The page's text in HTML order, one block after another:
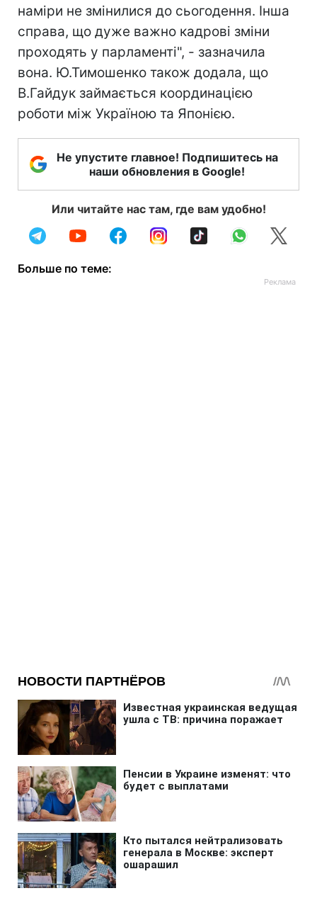
наміри не змінилися до сьогодення. Інша
справа, що дуже важно кадрові зміни
проходять у парламенті", - зазначила
вона. Ю.Тимошенко також додала, що
В.Гайдук займається координацією
роботи між Україною та Японією.
Не упустите главное! Подпишитесь на
наши обновления в Google!
Или читайте нас там, где вам удобно!
Больше по теме: